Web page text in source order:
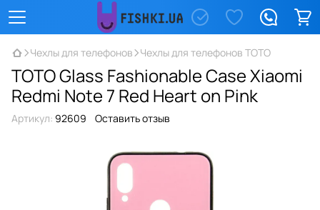
Чехлы для телефонов Чехлы для телефонов TOTO
TOTO Glass Fashionable Case Xiaomi
Redmi Note 7 Red Heart on Pink
Артикул: 92609 Оставить отзыв